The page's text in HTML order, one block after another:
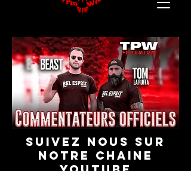
suivez nous sur
notre chaine